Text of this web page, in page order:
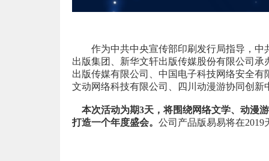
作为中共中央宣传部印刷发行局指导，
出版集团、新华文轩出版传媒股份有限公司承
出版传媒有限公司、中国电子科技网络安全
文动网络科技有限公司、四川动漫游协同创
本次活动为期3天，将围绕网络文学、动漫
打造一个年度盛会。 公司产品版易易将在